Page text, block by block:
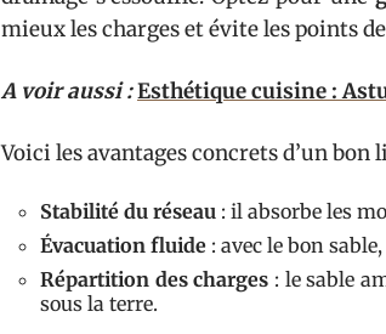
mieux les charges et évite les points
A voir aussi :Esthétique cuisine :
Voici les avantages concrets d’un bon
Stabilité du réseau : il absorbe les
Évacuation fluide : avec le bon
Répartition des charges : le sable
sous la terre.